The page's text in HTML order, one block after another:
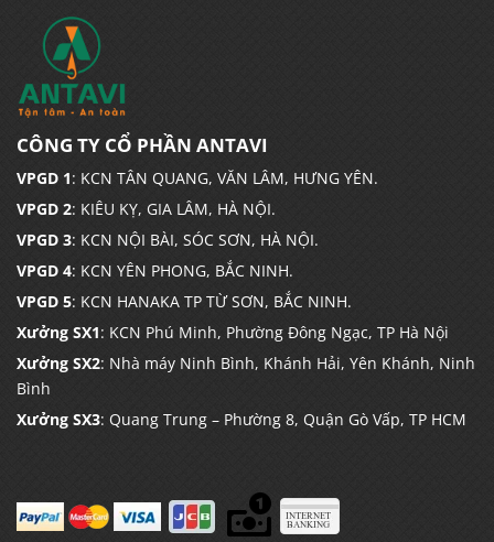
CÔNG TY CỔ PHẦN ANTAVI
VPGD 1: KCN TÂN QUANG, VĂN LÂM, HƯNG YÊN.
VPGD 2: KIÊU KỴ, GIA LÂM, HÀ NỘI.
VPGD 3: KCN NỘI BÀI, SÓC SƠN, HÀ NỘI.
VPGD 4: KCN YÊN PHONG, BẮC NINH.
VPGD 5: KCN HANAKA TP TỪ SƠN, BẮC NINH.
Xưởng SX1: KCN Phú Minh, Phường Đông Ngạc, TP Hà Nội
Xưởng SX2: Nhà máy Ninh Bình, Khánh Hải, Yên Khánh, Ninh
Bình
Xưởng SX3: Quang Trung – Phường 8, Quận Gò Vấp, TP HCM